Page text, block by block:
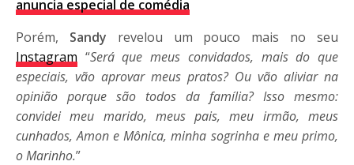
anuncia especial de comédia
Porém, Sandy revelou um pouco mais no seu
Instagram “Será que meus convidados, mais do que
especiais, vão aprovar meus pratos? Ou vão aliviar na
opinião porque são todos da família? Isso mesmo:
convidei meu marido, meus pais, meu irmão, meus
cunhados, Amon e Mônica, minha sogrinha e meu primo,
o Marinho.”